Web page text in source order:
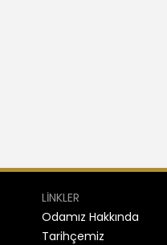
LİNKLER
Odamız Hakkında
Tarihçemiz